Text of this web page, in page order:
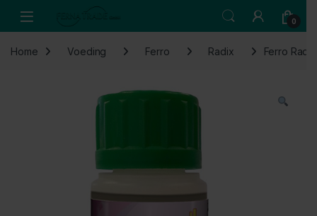
Open 0
Home Voeding Ferro Radix Ferro